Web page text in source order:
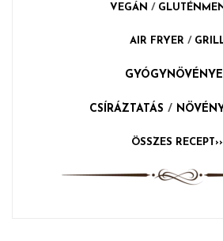
VEGÁN /
AIR FRYER /
CSÍRÁZTATÁS /
ÖSSZES RECEPT››